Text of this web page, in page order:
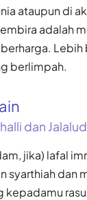
ataupun di
adalah
Lebih
berlimpah.
dan
jika) lafal
syarthiah dan
kepadamu